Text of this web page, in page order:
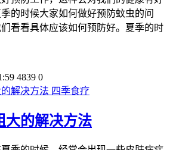
的时候大家如何做好预防蚊虫的问
看看具体应该如何预防好。夏季的时
4839 0
四季食疗
大的解决方法